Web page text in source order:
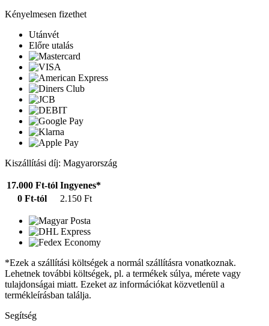
Kényelmesen fizethet
Utánvét
Előre utalás
Kiszállítási díj: Magyarország
17.000 Ft-tól Ingyenes*
0 Ft-tól
2.150 Ft
*Ezek a szállítási költségek a normál szállításra vonatkoznak.
Lehetnek további költségek, pl. a termékek súlya, mérete vagy
tulajdonságai miatt. Ezeket az információkat közvetlenül a
termékleírásban találja.
Segítség